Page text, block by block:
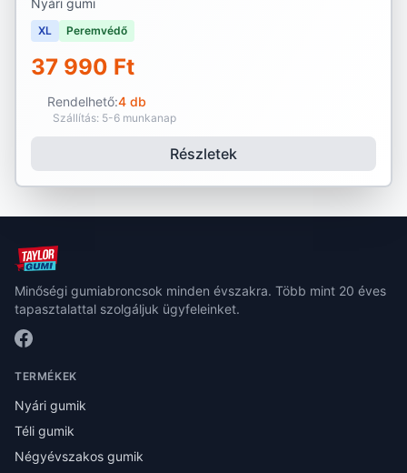
Nyári gumi
XL Peremvédő
37 990 Ft
Rendelhető:4 db
Szállítás: 5-6 munkanap
Részletek
Minőségi gumiabroncsok minden évszakra. Több mint 20 éves
tapasztalattal szolgáljuk ügyfeleinket.
TERMÉKEK
Nyári gumik
Téli gumik
Négyévszakos gumik